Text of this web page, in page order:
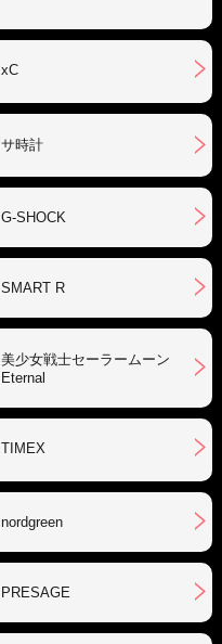
xC
サ時計
G-SHOCK
SMART R
美少女戦士セーラームーン
Eternal
TIMEX
nordgreen
PRESAGE